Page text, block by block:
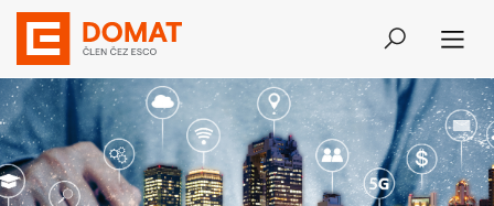
SYSTÉM
MĚŘENÍ A REGULACE